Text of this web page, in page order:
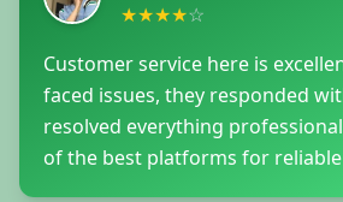
★★★★☆
Customer service here is
faced issues, they responded
resolved everything
of the best platforms for